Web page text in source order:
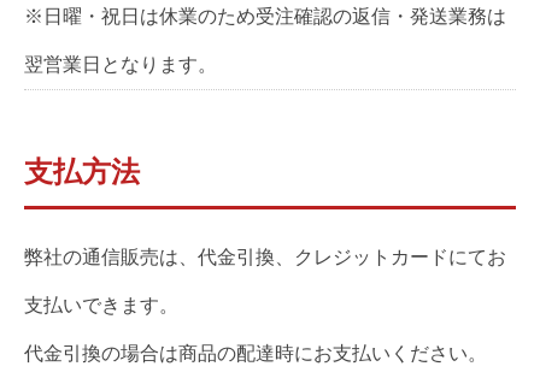
※日曜・祝日は休業のため受注確認の返信・発送業務は
翌営業日となります。
支払方法
弊社の通信販売は、代金引換、クレジットカードにてお
支払いできます。
代金引換の場合は商品の配達時にお支払いください。